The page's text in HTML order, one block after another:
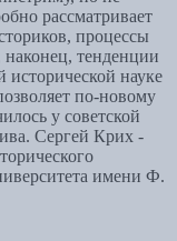
рассматривает
процессы
тенденции
исторической науке
по-новому
у советской
Сергей Крих -
имени Ф.